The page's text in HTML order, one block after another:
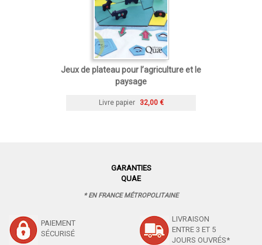
Jeux de plateau pour l’agriculture et le
paysage
Livre papier 32,00 €
GARANTIES
QUAE
* EN FRANCE MÉTROPOLITAINE
PAIEMENT
SÉCURISÉ
LIVRAISON
ENTRE 3 ET 5
JOURS OUVRÉS*